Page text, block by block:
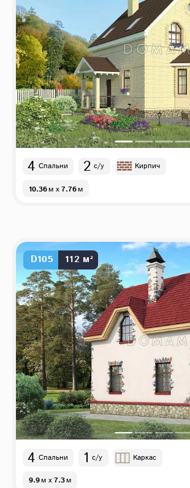
4 Спальни 2 с/у Кирпич
10.36м x 7.76м
D105 112 м²
4 Спальни 1 с/у Каркас
9.9м x 7.3м